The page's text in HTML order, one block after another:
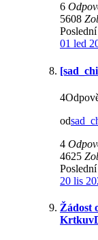
6
5608
01 led
od
4
4625
20 lis
Žádost